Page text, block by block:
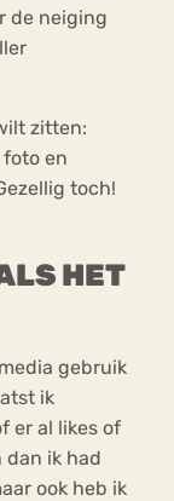
de neiging
zitten:
foto en
toch!
HET
gebruik
ik
er al likes of
dan ik had
ook heb ik